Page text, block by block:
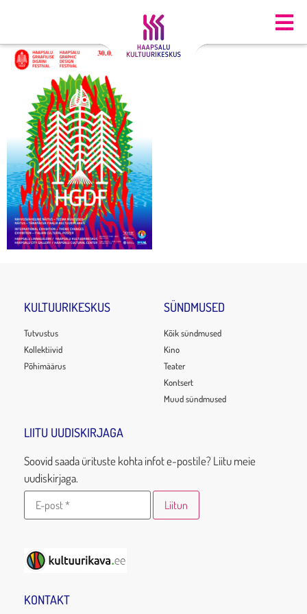
KULTUURIKESKUS
Tutvustus
Kollektiivid
Põhimäärus
SÜNDMUSED
Kõik sündmused
Kino
Teater
Kontsert
Muud sündmused
LIITU UUDISKIRJAGA
Soovid saada ürituste kohta infot e-postile? Liitu meie
uudiskirjaga.
KONTAKT